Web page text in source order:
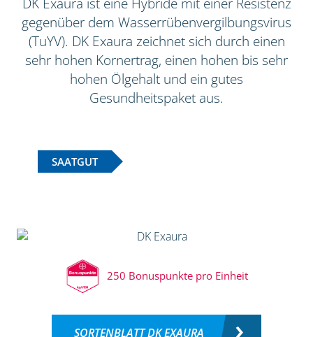
gegenüber dem Wasserrübenvergilbungsvirus
(TuYV). DK Exaura zeichnet sich durch einen
sehr hohen Kornertrag, einen hohen bis sehr
hohen Ölgehalt und ein gutes
Gesundheitspaket aus.
SAATGUT
250 Bonuspunkte pro Einheit
SORTENBLATT DK EXAURA